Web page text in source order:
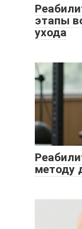
этапы
ухода
методу